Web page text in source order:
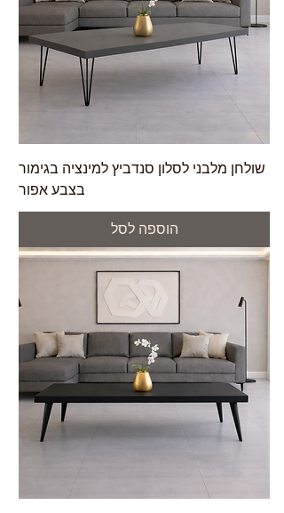
שולחן מלבני לסלון סנדביץ למינציה בגימור
בצבע אפור
הוספה לסל